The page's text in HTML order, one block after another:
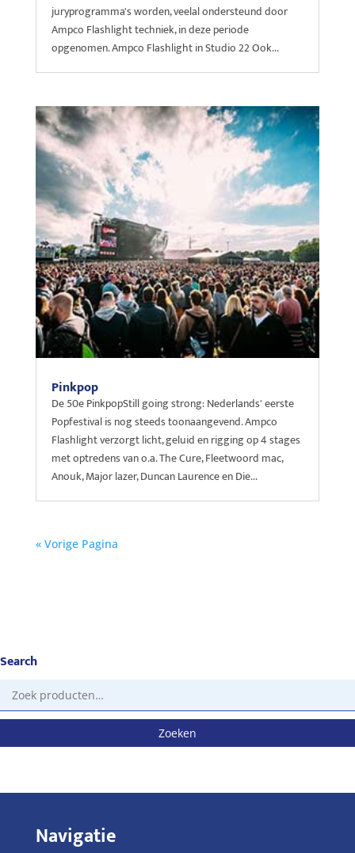
juryprogramma's worden, veelal ondersteund door
Ampco Flashlight techniek, in deze periode
opgenomen. Ampco Flashlight in Studio 22 Ook...
Pinkpop
De 50e PinkpopStill going strong: Nederlands' eerste
Popfestival is nog steeds toonaangevend. Ampco
Flashlight verzorgt licht, geluid en rigging op 4 stages
met optredens van o.a. The Cure, Fleetwoord mac,
Anouk, Major lazer, Duncan Laurence en Die...
« Vorige Pagina
Search
naar:
Zoeken
Navigatie